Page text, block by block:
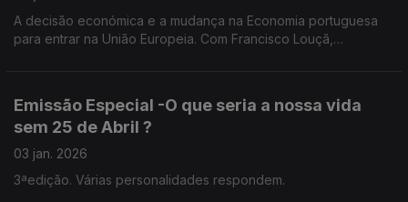
A decisão económica e a mudança na Economia portuguesa
para entrar na União Europeia. Com Francisco Louçã,
Emissão Especial -O que seria a nossa vida
sem 25 de Abril ?
03 jan. 2026
3ªedição. Várias personalidades respondem.